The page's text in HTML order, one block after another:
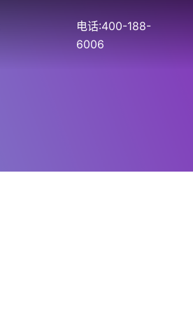
电话:400-188-
6006